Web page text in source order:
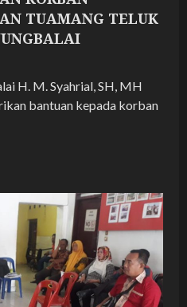
TUAMANG TELUK
H. M. Syahrial, SH, MH
bantuan kepada korban